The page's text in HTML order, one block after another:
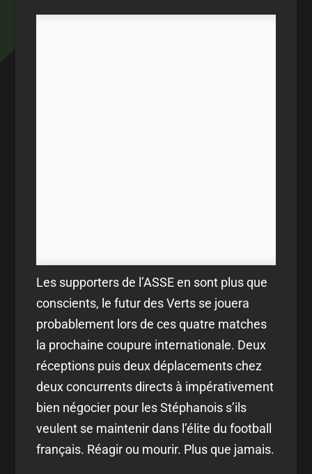
Les supporters de l’ASSE en sont plus que
conscients, le futur des Verts se jouera
probablement lors de ces quatre matches
la prochaine coupure internationale. Deux
réceptions puis deux déplacements chez
deux concurrents directs à impérativement
bien négocier pour les Stéphanois s’ils
veulent se maintenir dans l’élite du football
français. Réagir ou mourir. Plus que jamais.